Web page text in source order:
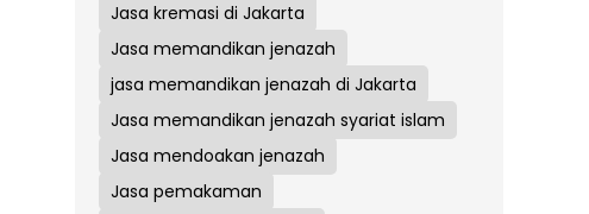
Jasa kremasi di Jakarta
Jasa memandikan jenazah
jasa memandikan jenazah di Jakarta
Jasa memandikan jenazah syariat islam
Jasa mendoakan jenazah
Jasa pemakaman